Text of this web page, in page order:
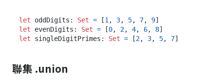
let oddDigits: Set = [1 , 3, 5, 7, 9
let evenDigits: Set = [0, 2, 4, 6, 8
let singleDigitPrimes: Set = [2, 3, 5, 7
聯集 .union